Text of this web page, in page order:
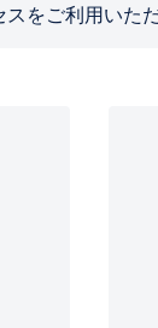
スをご利用いた